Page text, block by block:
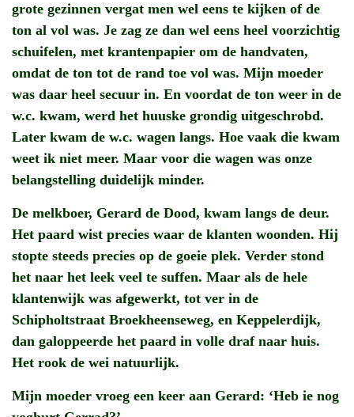
grote gezinnen vergat men wel eens te kijken of de
ton al vol was. Je zag ze dan wel eens heel voorzichtig
schuifelen, met krantenpapier om de handvaten,
omdat de ton tot de rand toe vol was. Mijn moeder
was daar heel secuur in. En voordat de ton weer in de
w.c. kwam, werd het huuske grondig uitgeschrobd.
Later kwam de w.c. wagen langs. Hoe vaak die kwam
weet ik niet meer. Maar voor die wagen was onze
belangstelling duidelijk minder.
De melkboer, Gerard de Dood, kwam langs de deur.
Het paard wist precies waar de klanten woonden. Hij
stopte steeds precies op de goeie plek. Verder stond
het naar het leek veel te suffen. Maar als de hele
klantenwijk was afgewerkt, tot ver in de
Schipholtstraat Broekheenseweg, en Keppelerdijk,
dan galoppeerde het paard in volle draf naar huis.
Het rook de wei natuurlijk.
Mijn moeder vroeg een keer aan Gerard: ‘Heb ie nog